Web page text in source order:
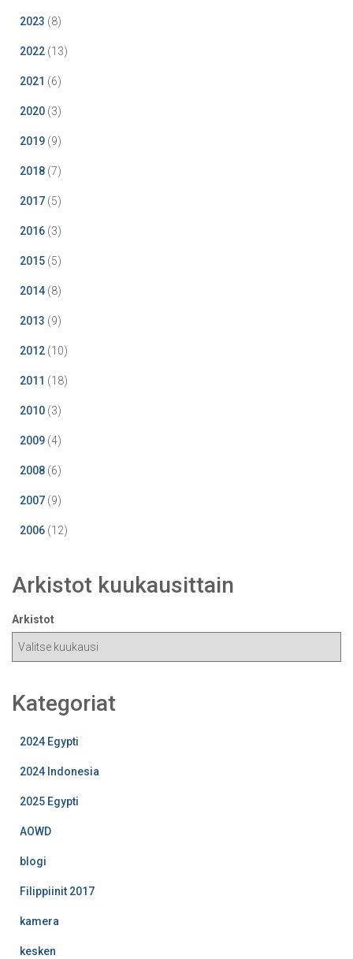
2023 (8)
2022 (13)
2021 (6)
2020 (3)
2019 (9)
2018 (7)
2017 (5)
2016 (3)
2015 (5)
2014 (8)
2013 (9)
2012 (10)
2011 (18)
2010 (3)
2009 (4)
2008 (6)
2007 (9)
2006 (12)
Arkistot kuukausittain
Arkistot
Kategoriat
2024 Egypti
2024 Indonesia
2025 Egypti
AOWD
blogi
Filippiinit 2017
kamera
kesken